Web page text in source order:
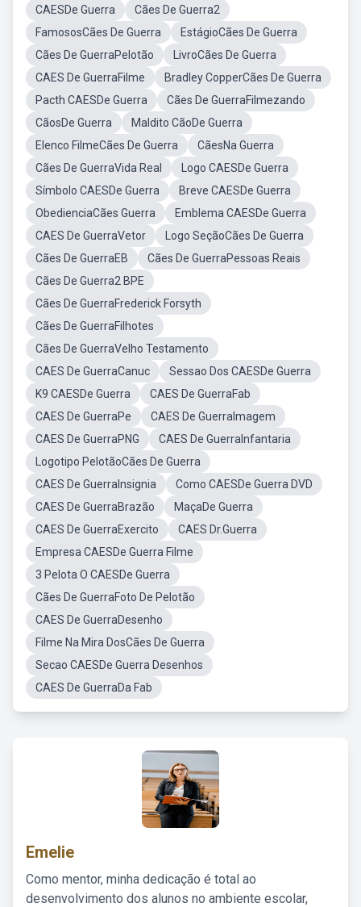
CAESDe Guerra
Cães De Guerra2
FamososCães De Guerra
EstágioCães De Guerra
Cães De GuerraPelotão
LivroCães De Guerra
CAES De GuerraFilme
Bradley CopperCães De Guerra
Pacth CAESDe Guerra
Cães De GuerraFilmezando
CãosDe Guerra
Maldito CãoDe Guerra
Elenco FilmeCães De Guerra
CãesNa Guerra
Cães De GuerraVida Real
Logo CAESDe Guerra
Símbolo CAESDe Guerra
Breve CAESDe Guerra
ObedienciaCães Guerra
Emblema CAESDe Guerra
CAES De GuerraVetor
Logo SeçãoCães De Guerra
Cães De GuerraEB
Cães De GuerraPessoas Reais
Cães De Guerra2 BPE
Cães De GuerraFrederick Forsyth
Cães De GuerraFilhotes
Cães De GuerraVelho Testamento
CAES De GuerraCanuc
Sessao Dos CAESDe Guerra
K9 CAESDe Guerra
CAES De GuerraFab
CAES De GuerraPe
CAES De GuerraImagem
CAES De GuerraPNG
CAES De GuerraInfantaria
Logotipo PelotãoCães De Guerra
CAES De GuerraInsignia
Como CAESDe Guerra DVD
CAES De GuerraBrazão
MaçaDe Guerra
CAES De GuerraExercito
CAES Dr.Guerra
Empresa CAESDe Guerra Filme
3 Pelota O CAESDe Guerra
Cães De GuerraFoto De Pelotão
CAES De GuerraDesenho
Filme Na Mira DosCães De Guerra
Secao CAESDe Guerra Desenhos
CAES De GuerraDa Fab
Emelie
Como mentor, minha dedicação é total ao
desenvolvimento dos alunos no ambiente escolar,